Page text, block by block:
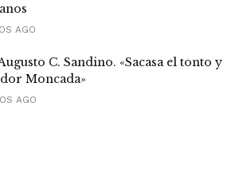
AGO
C. Sandino. «Sacasa el tonto y
Moncada»
AGO